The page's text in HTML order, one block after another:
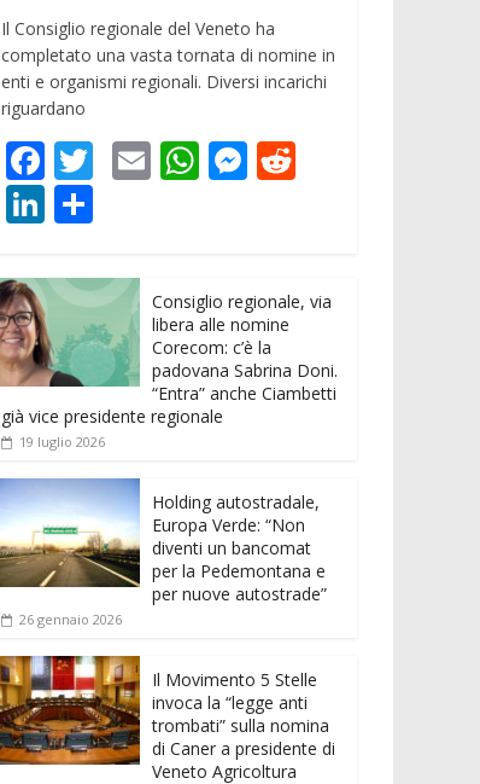
Il Consiglio regionale del Veneto ha
completato una vasta tornata di nomine in
enti e organismi regionali. Diversi incarichi
riguardano
F
ac
e
b
o
o
k
T
er
E W
A
p
p
M
n
g
er
t
Li
k
e
dI
n
n
di
vi
di
Consiglio regionale, via
libera alle nomine
Corecom: c’è la
padovana Sabrina Doni.
“Entra” anche Ciambetti
già vice presidente regionale
19 luglio 2026
Holding autostradale,
Europa Verde: “Non
diventi un bancomat
per la Pedemontana e
per nuove autostrade”
26 gennaio 2026
Il Movimento 5 Stelle
invoca la “legge anti
trombati” sulla nomina
di Caner a presidente di
Veneto Agricoltura